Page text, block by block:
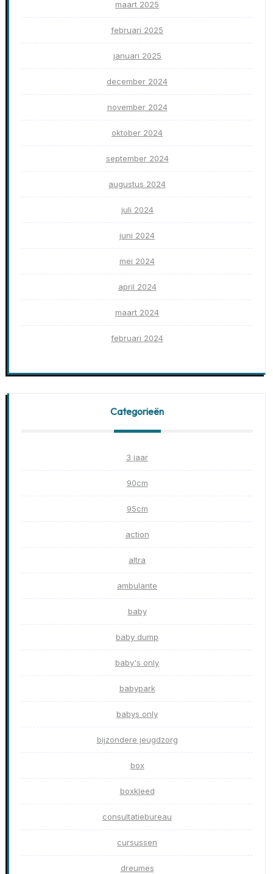
maart 2025
februari 2025
januari 2025
december 2024
november 2024
oktober 2024
september 2024
augustus 2024
juli 2024
juni 2024
mei 2024
april 2024
maart 2024
februari 2024
Categorieën
3 jaar
90cm
95cm
action
altra
ambulante
baby
baby dump
baby's only
babypark
babys only
bijzondere jeugdzorg
box
boxkleed
consultatiebureau
cursussen
dreumes